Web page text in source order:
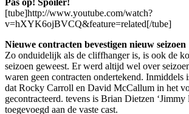
Pas op! Spoiler!
[tube]http://www.youtube.com/watch?
v=hXYK6ojBVCQ&feature=related[/tube]
Nieuwe contracten bevestigen nieuw seizoen
Zo onduidelijk als de cliffhanger is, is ook de
seizoen geweest. Er werd altijd wel over
waren geen contracten ondertekend. Inmiddels
dat Rocky Carroll en David McCallum in het
gecontracteerd. tevens is Brian Dietzen ‘Jimmy
toegevoegd aan de vaste cast.